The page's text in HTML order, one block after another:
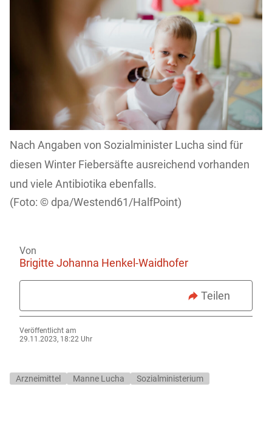
Nach Angaben von Sozialminister Lucha sind für
diesen Winter Fiebersäfte ausreichend vorhanden
und viele Antibiotika ebenfalls.
dpa/Westend61/HalfPoint)
Von
Brigitte Johanna Henkel-Waidhofer
Teilen
Veröffentlicht am
29.11.2023, 18:22 Uhr
Arzneimittel Manne Lucha Sozialministerium